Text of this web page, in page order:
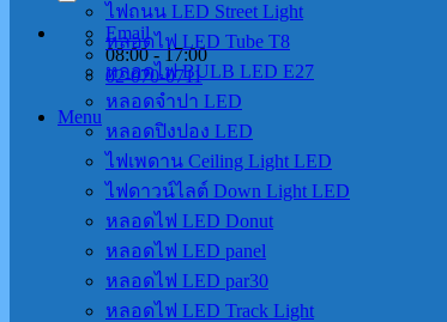
Email
08:00 - 17:00
02-070-0711
Menu
ไฟถนน LED Street Light
หลอดไฟ LED Tube T8
หลอดไฟ BULB LED E27
หลอดจำปา LED
หลอดปิงปอง LED
ไฟเพดาน Ceiling Light LED
ไฟดาวน์ไลต์ Down Light LED
หลอดไฟ LED Donut
หลอดไฟ LED panel
หลอดไฟ LED par30
หลอดไฟ LED Track Light